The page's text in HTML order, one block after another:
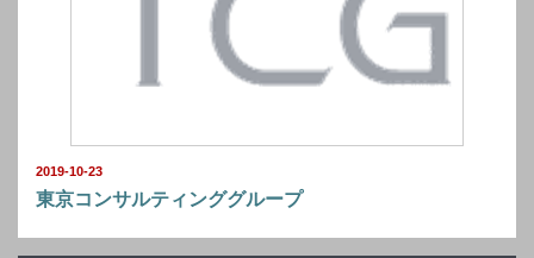
2019-10-23
東京コンサルティンググループ